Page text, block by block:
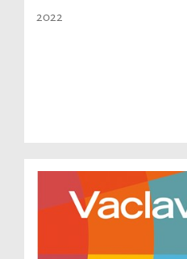
2022